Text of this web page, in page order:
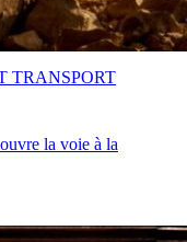
la voie à la
TRANSPORT